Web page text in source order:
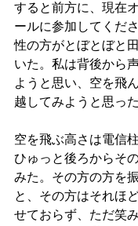
すると前方に、現在
ールに参加してくだ
性の方がとぼとぼと
いた。私は背後から
ようと思い、空を飛
越してみようと思った
空を飛ぶ高さは電信
ひゅっと後ろからそ
みた。その方の方を
と、その方はそれほ
せておらず、ただ笑